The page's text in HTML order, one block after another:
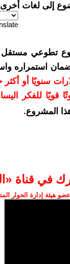
إلى لغات
تطوعي مستقل
استمراره
بمبلغ 10 دولارات
قويًا للفكر
المشروع.
في قناة
هيئة إدارة الحوار